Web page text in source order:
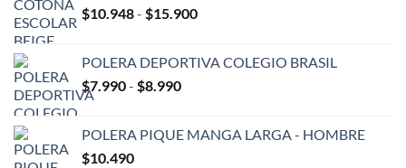
$10.948- $15.900Rango
desde
$15.900
POLERA DEPORTIVA COLEGIO BRASIL
$7.990- $8.990Rango
desde
POLERA PIQUE MANGA LARGA - HOMBRE
$10.490